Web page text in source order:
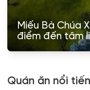
Miếu Bà Chúa
điểm đến tâm
Quán ăn nổi